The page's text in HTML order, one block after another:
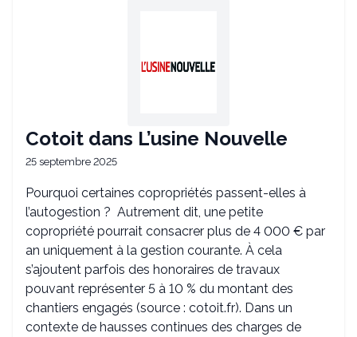
Cotoit dans L’usine Nouvelle
25 septembre 2025
Pourquoi certaines copropriétés passent-elles à
l’autogestion ? Autrement dit, une petite
copropriété pourrait consacrer plus de 4 000 € par
an uniquement à la gestion courante. À cela
s’ajoutent parfois des honoraires de travaux
pouvant représenter 5 à 10 % du montant des
chantiers engagés (source : cotoit.fr). Dans un
contexte de hausses continues des charges de